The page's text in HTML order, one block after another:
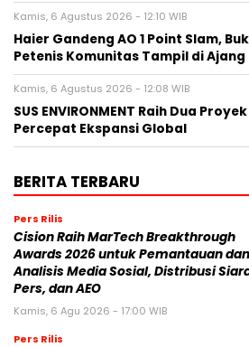
Kamis, 6 Agustus 2026 - 12:10 WIB
Haier Gandeng AO 1 Point Slam,
Petenis Komunitas Tampil di Ajang
Kamis, 6 Agustus 2026 - 12:08 WIB
SUS ENVIRONMENT Raih Dua
Percepat Ekspansi Global
BERITA TERBARU
Pers Rilis
Cision Raih MarTech Breakthrough
Awards 2026 untuk Pemantauan dan
Analisis Media Sosial, Distribusi
Pers, dan AEO
Kamis, 6 Agu 2026 - 17:00 WIB
Pers Rilis